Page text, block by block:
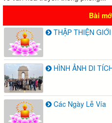
Bài
THẬP THIỆN GIỚI
HÌNH ẢNH DI
Các Ngày Lễ Vía